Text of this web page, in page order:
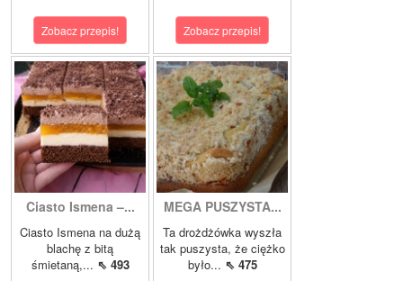
Zobacz przepis! Zobacz przepis!
Ciasto Ismena –...
Ciasto Ismena na dużą
blachę z bitą
śmietaną,... ⇖ 493
MEGA PUSZYSTA...
Ta drożdżówka wyszła
tak puszysta, że ciężko
było... ⇖ 475